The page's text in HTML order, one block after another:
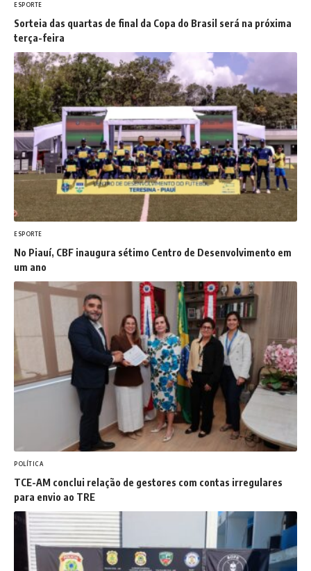
ESPORTE
Sorteia das quartas de final da Copa do Brasil será na próxima
terça-feira
ESPORTE
No Piauí, CBF inaugura sétimo Centro de Desenvolvimento em
um ano
POLÍTICA
TCE-AM conclui relação de gestores com contas irregulares
para envio ao TRE